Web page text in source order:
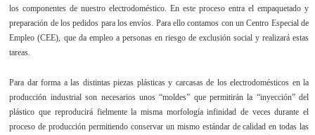
los componentes de nuestro electrodoméstico. En este proceso entra el empaquetado y
preparación de los pedidos para los envíos. Para ello contamos con un Centro Especial de
Empleo (CEE), que da empleo a personas en riesgo de exclusión social y realizará estas
tareas.
Para dar forma a las distintas piezas plásticas y carcasas de los electrodomésticos en la
producción industrial son necesarios unos “moldes” que permitirán la “inyección” del
plástico que reproducirá fielmente la misma morfología infinidad de veces durante el
proceso de producción permitiendo conservar un mismo estándar de calidad en todas las